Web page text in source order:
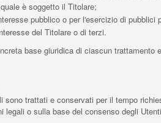
è soggetto il Titolare;
pubblico o per l'esercizio di pubblici
del Titolare o di terzi.
base giuridica di ciascun
trattati e conservati per il tempo
legali o sulla base del consenso degli